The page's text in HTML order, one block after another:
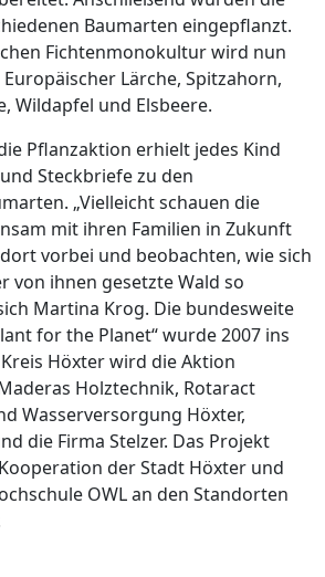
Baumarten eingepflanzt.
Fichtenmonokultur wird nun
Lärche, Spitzahorn,
Wildapfel und Elsbeere.
Pflanzaktion erhielt jedes Kind
Steckbriefe zu den
„Vielleicht schauen die
mit ihren Familien in Zukunft
vorbei und beobachten, wie sich
von ihnen gesetzte Wald so
Martina Krog. Die bundesweite
for the Planet“ wurde 2007 ins
Höxter wird die Aktion
Holztechnik, Rotaract
Wasserversorgung Höxter,
die Firma Stelzer. Das Projekt
der Stadt Höxter und
OWL an den Standorten